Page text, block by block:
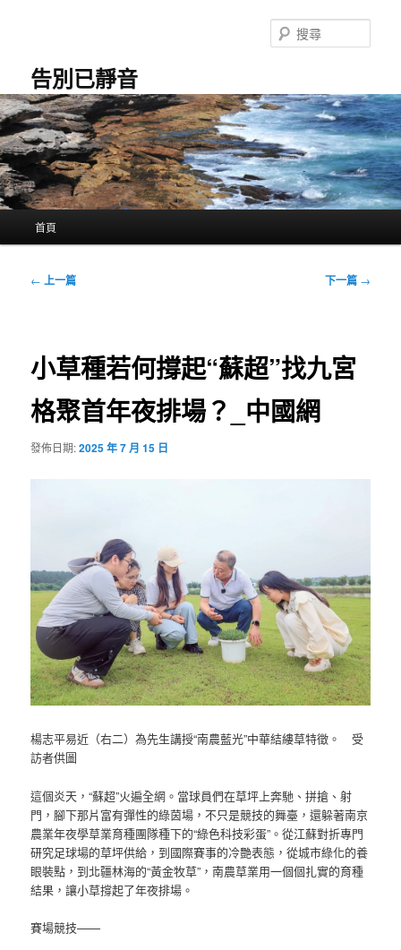
容
告別已靜音
尋
首頁
文
← 上一篇 下一篇 →
小草種若何撐起“蘇超”找九宮
格聚首年夜排場？_中國網
發佈日期:2025 年 7 月 15 日
楊志平易近（右二）為先生講授“南農藍光”中華結縷草特徵。 受
訪者供圖
這個炎天，“蘇超”火遍全網。當球員們在草坪上奔馳、拼搶、射
門，腳下那片富有彈性的綠茵場，不只是競技的舞臺，還躲著南京
農業年夜學草業育種團隊種下的“綠色科技彩蛋”。從江蘇對折專門
研究足球場的草坪供給，到國際賽事的冷艷表態，從城市綠化的養
眼裝點，到北疆林海的“黃金牧草”，南農草業用一個個扎實的育種
結果，讓小草撐起了年夜排場。
賽場競技——